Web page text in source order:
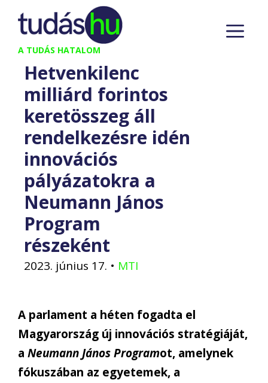
Kilépés
tartalomba
A TUDÁS HATALOM
Hetvenkilenc
milliárd forintos
keretösszeg áll
rendelkezésre idén
innovációs
pályázatokra a
Neumann János
Program
részeként
2023. június 17. • MTI
A parlament a héten fogadta el
Magyarország új innovációs stratégiáját,
a Neumann János Programot, amelynek
fókuszában az egyetemek, a